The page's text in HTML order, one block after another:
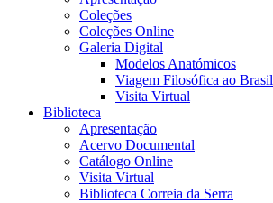
Coleções
Coleções Online
Galeria Digital
Modelos Anatómicos
Viagem Filosófica ao Brasil
Visita Virtual
Biblioteca
Apresentação
Acervo Documental
Catálogo Online
Visita Virtual
Biblioteca Correia da Serra